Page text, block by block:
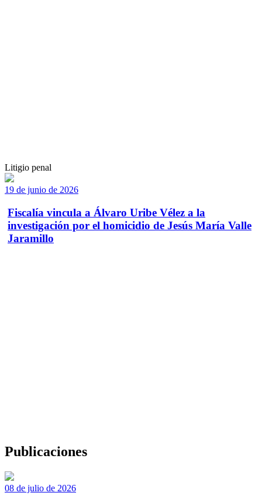
Litigio penal
19 de junio de 2026
Fiscalía vincula a Álvaro Uribe Vélez a la
investigación por el homicidio de Jesús María Valle
Jaramillo
Publicaciones
08 de julio de 2026